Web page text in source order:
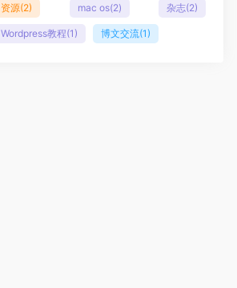
资源(2) mac os(2) 杂志(2)
Wordpress教程(1) 博文交流(1)